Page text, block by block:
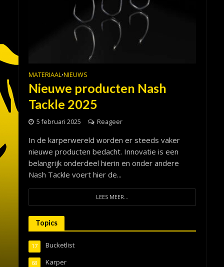
MATERIAAL•NIEUWS
Nieuwe producten Nash
Tackle 2025
5 februari 2025 Reageer
In de karperwereld worden er steeds vaker
nieuwe producten bedacht. Innovatie is een
belangrijk onderdeel hierin en onder andere
Nash Tackle voert hier de...
LEES MEER...
Topics
Bucketlist
17
Karper
68